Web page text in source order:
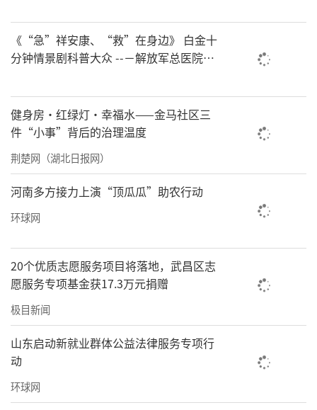
北京市京师律师事务所高级（权益）合伙人、
中国政法大学法硕学院兼职导师、中国社会科
学MBA校外导师、中国人民大学虚假诉讼治理
研究中心高级研究员执行主任 刘志民先生致辞
北京大学新闻传播学院培训中心主任
《“急”祥安康、“救”在身边》 白金十
分钟情景剧科普大众 --－解放军总医院首
浸义诊活动
健身房·红绿灯·幸福水——金马社区三
件“小事”背后的治理温度
荆楚网（湖北日报网）
河南多方接力上演“顶瓜瓜”助农行动
环球网
20个优质志愿服务项目将落地，武昌区志
愿服务专项基金获17.3万元捐赠
极目新闻
山东启动新就业群体公益法律服务专项行
动
环球网